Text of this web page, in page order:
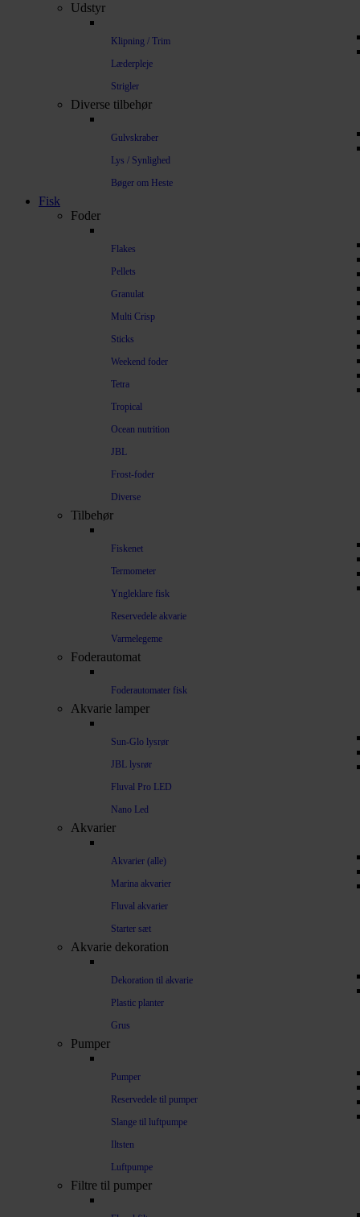
Udstyr
Klipning / Trim
Læderpleje
Strigler
Diverse tilbehør
Gulvskraber
Lys / Synlighed
Bøger om Heste
Fisk
Foder
Flakes
Pellets
Granulat
Multi Crisp
Sticks
Weekend foder
Tetra
Tropical
Ocean nutrition
JBL
Frost-foder
Diverse
Tilbehør
Fiskenet
Termometer
Yngleklare fisk
Reservedele akvarie
Varmelegeme
Foderautomat
Foderautomater fisk
Akvarie lamper
Sun-Glo lysrør
JBL lysrør
Fluval Pro LED
Nano Led
Akvarier
Akvarier (alle)
Marina akvarier
Fluval akvarier
Starter sæt
Akvarie dekoration
Dekoration til akvarie
Plastic planter
Grus
Pumper
Pumper
Reservedele til pumper
Slange til luftpumpe
Iltsten
Luftpumpe
Filtre til pumper